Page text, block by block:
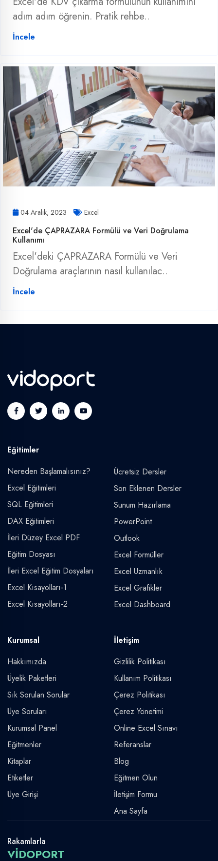
adım adım öğrenin. Pratik rehbe..
İncele
04 Aralık, 2023 Excel
Excel'de ÇAPRAZARA Formülü ve Veri Doğrulama
Kullanımı
Excel'deki ÇAPRAZARA Formülü ve Veri
Doğrulama araçlarının nasıl kullanılac..
İncele
Eğitimler
Nereden Başlamalısınız?
Excel Eğitimleri
SQL Eğitimleri
DAX Eğitimleri
İleri Düzey Excel PDF
Eğitim Dosyası
İleri Excel Eğitim Dosyaları
Excel Kısayolları-1
Excel Kısayolları-2
Ücretsiz Dersler
Son Eklenen Dersler
Sunum Hazırlama
PowerPoint
Outlook
Excel Formüller
Excel Uzmanlık
Excel Grafikler
Excel Dashboard
Kurumsal
Hakkımızda
Üyelik Paketleri
Sık Sorulan Sorular
Üye Soruları
Kurumsal Panel
Eğitmenler
Kitaplar
Etiketler
Üye Girişi
İletişim
Gizlilik Politikası
Kullanım Politikası
Çerez Politikası
Çerez Yönetimi
Online Excel Sınavı
Referanslar
Blog
Eğitmen Olun
İletişim Formu
Ana Sayfa
Rakamlarla
VİDOPORT